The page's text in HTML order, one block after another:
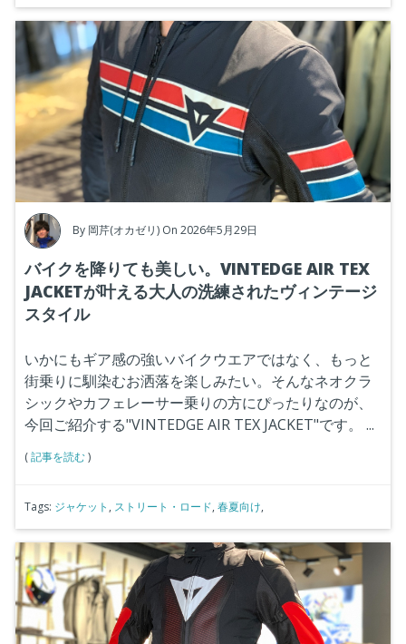
By 岡芹(オカゼリ) On 2026年5月29日
バイクを降りても美しい。VINTEDGE AIR TEX
JACKETが叶える大人の洗練されたヴィンテージ
スタイル
いかにもギア感の強いバイクウエアではなく、もっと
街乗りに馴染むお洒落を楽しみたい。そんなネオクラ
シックやカフェレーサー乗りの方にぴったりなのが、
今回ご紹介する"VINTEDGE AIR TEX JACKET"です。
...
(記事を読む)
Tags: ジャケット , ストリート・ロード, 春夏向け,